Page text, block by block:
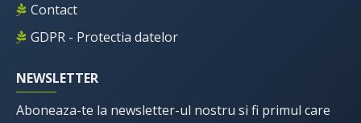
Contact
GDPR - Protectia datelor
NEWSLETTER
Aboneaza-te la newsletter-ul nostru si fi primul care